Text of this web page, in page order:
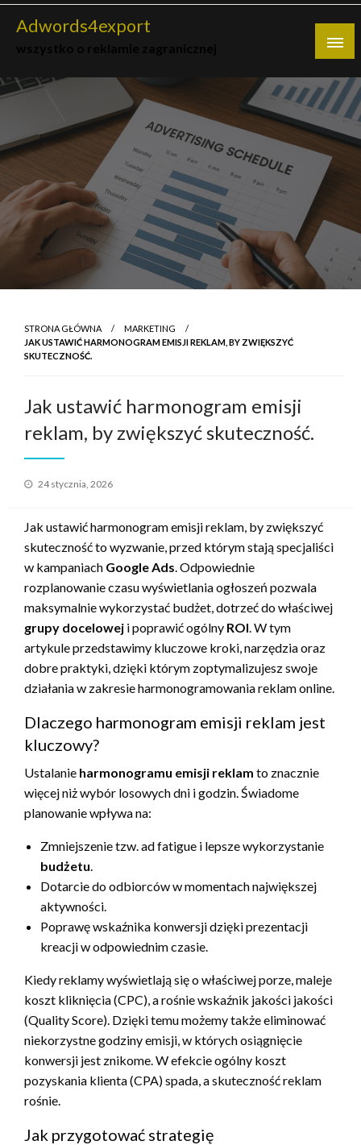
Skip
Adwords4export
STRONA GŁÓWNA
MARKETING
JAK USTAWIĆ HARMONOGRAM EMISJI REKLAM, BY ZWIĘKSZYĆ
SKUTECZNOŚĆ.
Jak ustawić harmonogram emisji
reklam, by zwiększyć skuteczność.
Opublikowane
24 stycznia, 2026
Jak ustawić harmonogram emisji reklam, by zwiększyć
skuteczność to wyzwanie, przed którym stają specjaliści
w kampaniach Google Ads. Odpowiednie
rozplanowanie czasu wyświetlania ogłoszeń pozwala
maksymalnie wykorzystać budżet, dotrzeć do właściwej
grupy docelowej i poprawić ogólny ROI. W tym
artykule przedstawimy kluczowe kroki, narzędzia oraz
dobre praktyki, dzięki którym zoptymalizujesz swoje
działania w zakresie harmonogramowania reklam online.
Dlaczego harmonogram emisji reklam jest
kluczowy?
Ustalanie harmonogramu emisji reklam to znacznie
więcej niż wybór losowych dni i godzin. Świadome
planowanie wpływa na:
Zmniejszenie tzw. ad fatigue i lepsze wykorzystanie
budżetu.
Dotarcie do odbiorców w momentach największej
aktywności.
Poprawę wskaźnika konwersji dzięki prezentacji
kreacji w odpowiednim czasie.
Kiedy reklamy wyświetlają się o właściwej porze, maleje
koszt kliknięcia (CPC), a rośnie wskaźnik jakości jakości
(Quality Score). Dzięki temu możemy także eliminować
niekorzystne godziny emisji, w których osiągnięcie
konwersji jest znikome. W efekcie ogólny koszt
pozyskania klienta (CPA) spada, a skuteczność reklam
rośnie.
Jak przygotować strategię